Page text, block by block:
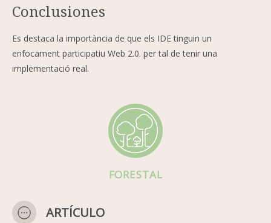
FORESTAL
ARTÍCULO
Conclusiones
Es destaca la importància de que els IDE tinguin un
enfocament participatiu Web 2.0. per tal de tenir una
implementació real.